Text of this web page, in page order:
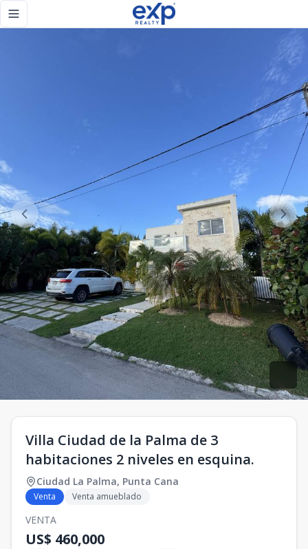
Toggle navigation menu
Villa Ciudad de la Palma de 3
habitaciones 2 niveles en esquina.
Ciudad La Palma, Punta Cana
Venta Venta amueblado
VENTA
US$ 460,000
Villa Ciudad de la Palma de 3 habitaciones 2 niveles en